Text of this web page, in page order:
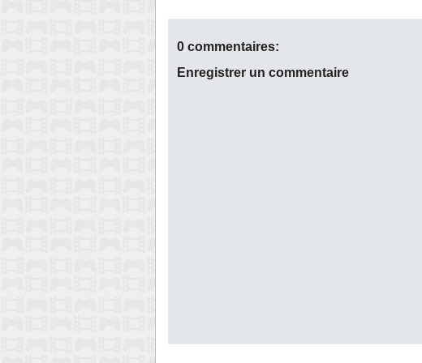
0 commentaires:
Enregistrer un commentaire